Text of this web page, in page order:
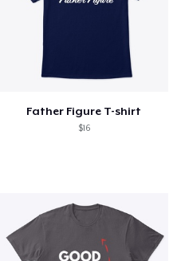
Father Figure T-shirt
$16